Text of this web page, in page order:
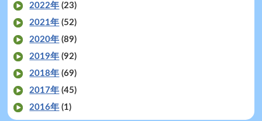
2022年 (23)
2021年 (52)
2020年 (89)
2019年 (92)
2018年 (69)
2017年 (45)
2016年 (1)